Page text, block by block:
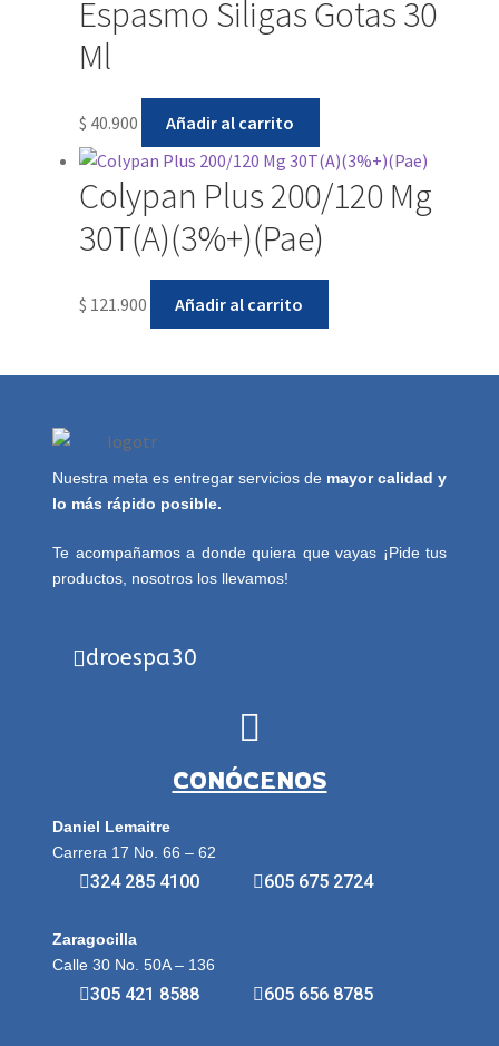
Espasmo Siligas Gotas 30
Ml
$ 40.900 Añadir al carrito
Colypan Plus 200/120 Mg
30T(A)(3%+)(Pae)
$ 121.900 Añadir al carrito
Nuestra meta es entregar servicios de mayor calidad y
lo más rápido posible.
Te acompañamos a donde quiera que vayas ¡Pide tus
productos, nosotros los llevamos!
droespa30
CONÓCENOS
Daniel Lemaitre
Carrera 17 No. 66 – 62
324 285 4100 605 675 2724
Zaragocilla
Calle 30 No. 50A – 136
305 421 8588 605 656 8785